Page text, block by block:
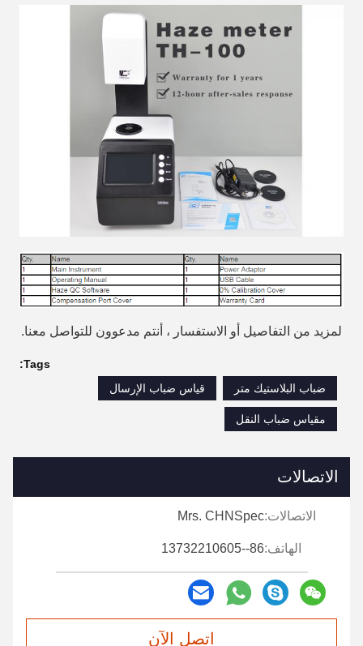
لمزيد من التفاصيل أو الاستفسار ، أنتم مدعوون للتواصل معنا.
Tags:
ضباب البلاستيك متر
قياس ضباب الإرسال
مقياس ضباب النقل
الاتصالات
الاتصالات:Mrs. CHNSpec
الهاتف:86--13732210605
اتصل الآن